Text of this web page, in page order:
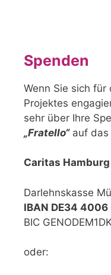
Spenden
Wenn Sie sich
Projektes
sehr über Ihre
„Fratello“auf das
Caritas Hamburg
Darlehnskasse
IBAN DE34
BIC
oder: